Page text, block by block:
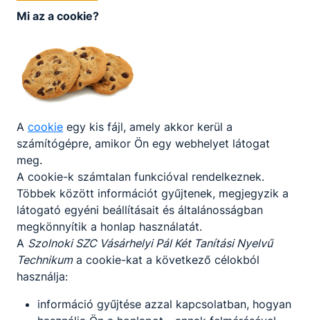
-
+36 20/551-8460
Kókai Péter
gondnok
-
kokai.peter@vasarhely
Mi az a cookie?
A cookie egy kis fájl, amely akkor kerül a
számítógépre, amikor Ön egy webhelyet látogat
meg.
A cookie-k számtalan funkcióval rendelkeznek.
Többek között információt gyűjtenek, megjegyzik a
látogató egyéni beállításait és általánosságban
megkönnyítik a honlap használatát.
A Szolnoki SZC Vásárhelyi Pál Két Tanítási Nyelvű
Technikuma cookie-kat a következő célokból
használja:
információ gyűjtése azzal kapcsolatban, hogyan